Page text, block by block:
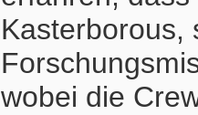
Kasterborous,
wobei die